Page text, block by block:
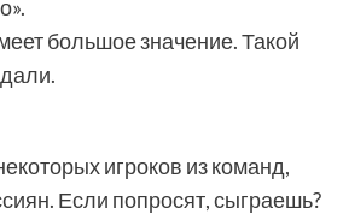
большое значение. Такой
игроков из команд,
Если попросят, сыграешь?